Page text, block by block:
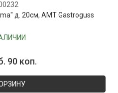
д. 20см, AMT Gastroguss
90 коп.